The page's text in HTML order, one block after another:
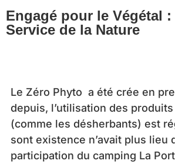
Engagé pour le Végétal
Service de la Nature
Le Zéro Phyto a été crée en
depuis, l’utilisation des
(comme les désherbants) est
sont existence n’avait plus lieu
participation du camping La